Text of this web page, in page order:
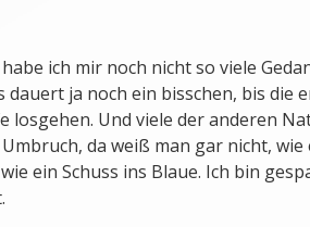
ich mir noch nicht so viele
dauert ja noch ein bisschen, bis die
losgehen. Und viele der anderen
da weiß man gar nicht, wie
ein Schuss ins Blaue. Ich bin